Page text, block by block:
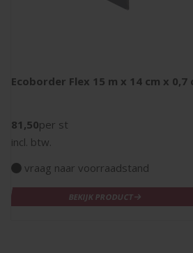
Ecoborder Flex 15 m x 14 cm x
81,50per st
incl. btw.
vraag naar voorraadstand
BEKIJK PRODUCT